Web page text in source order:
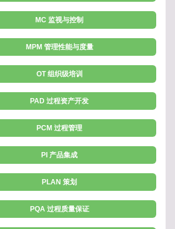
MC 监视与控制
MPM 管理性能与度量
OT 组织级培训
PAD 过程资产开发
PCM 过程管理
PI 产品集成
PLAN 策划
PQA 过程质量保证